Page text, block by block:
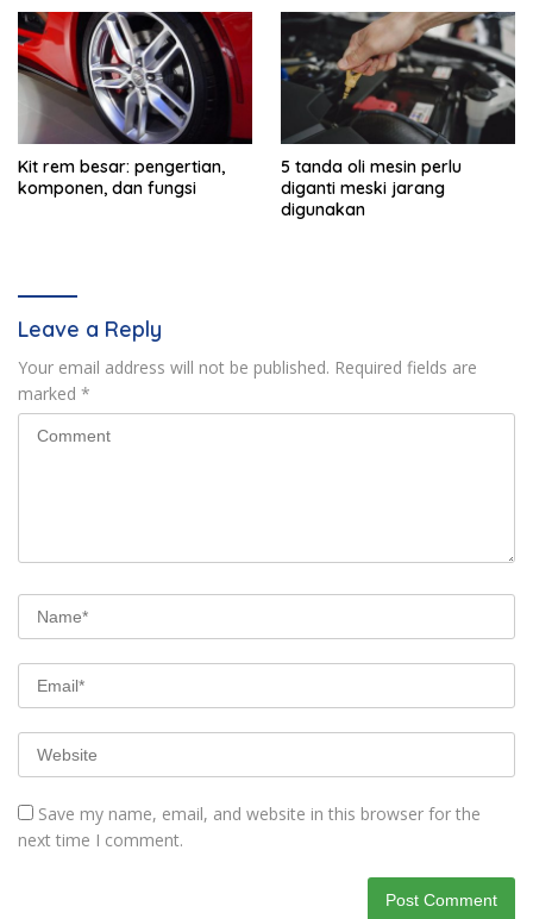
Kit rem besar: pengertian,
komponen, dan fungsi
5 tanda oli mesin perlu
diganti meski jarang
digunakan
Leave a Reply
Your email address will not be published. Required fields are
marked *
Save my name, email, and website in this browser for the
next time I comment.